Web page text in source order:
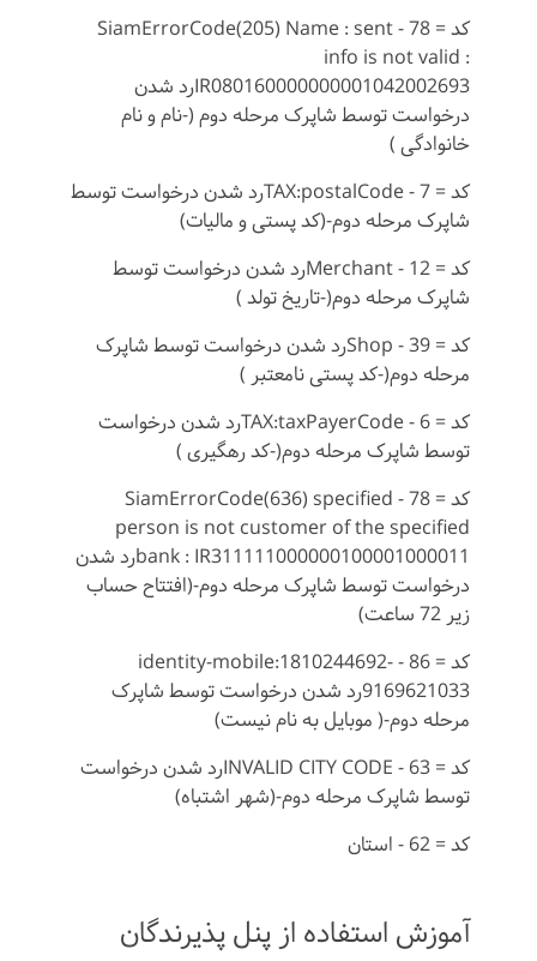
کد = 78 - SiamErrorCode(205) Name : sent
info is not valid :
IR080160000000001042002693رد شدن
درخواست توسط شاپرک مرحله دوم (-نام و نام
خانوادگی )
کد = 7 - TAX:postalCodeرد شدن درخواست توسط
شاپرک مرحله دوم-(کد پستی و مالیات)
کد = 12 - Merchantرد شدن درخواست توسط
شاپرک مرحله دوم(-تاریخ تولد )
کد = 39 - Shopرد شدن درخواست توسط شاپرک
مرحله دوم(-کد پستی نامعتبر )
کد = 6 - TAX:taxPayerCodeرد شدن درخواست
توسط شاپرک مرحله دوم(-کد رهگیری )
کد = 78 - SiamErrorCode(636) specified
person is not customer of the specified
bank : IR311111000000100001000011رد شدن
درخواست توسط شاپرک مرحله دوم-(افتتاح حساب
زیر 72 ساعت)
کد = 86 - identity-mobile:1810244692-
9169621033رد شدن درخواست توسط شاپرک
مرحله دوم-( موبایل به نام نیست)
کد = 63 - INVALID CITY CODEرد شدن درخواست
توسط شاپرک مرحله دوم-(شهر اشتباه)
کد = 62 - استان
آموزش استفاده از پنل پذیرندگان